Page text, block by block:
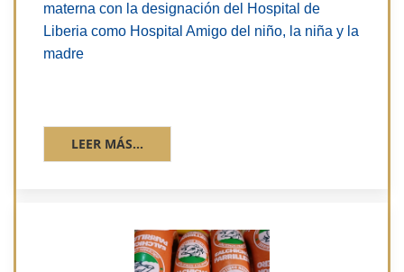
materna con la designación del Hospital de
Liberia como Hospital Amigo del niño, la niña y la
madre
LEER MÁS...